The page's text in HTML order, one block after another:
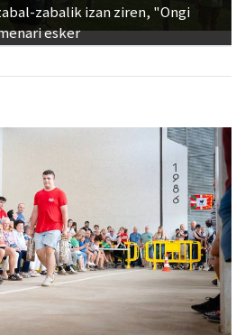
zabalik izan ziren, "Ongi
esker